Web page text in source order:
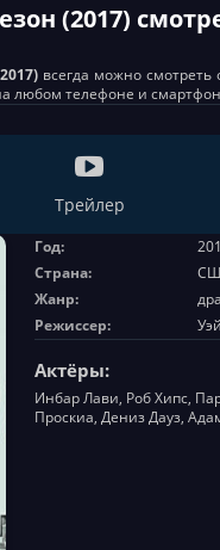
(2017)
всегда можно смотреть
любом телефоне и
Трейлер
Год:
Страна:
Жанр:
Режиссер:
Актёры:
Инбар Лави, Роб Хипс,
Проскиа, Дениз Дауз,